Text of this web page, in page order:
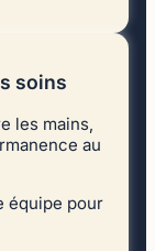
soins
les mains,
au
équipe pour